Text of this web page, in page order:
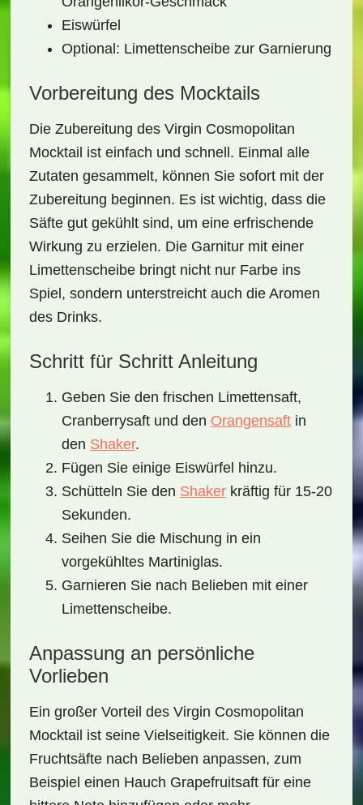
Eiswürfel
Optional: Limettenscheibe zur Garnierung
Vorbereitung des Mocktails
Die Zubereitung des Virgin Cosmopolitan
Mocktail ist einfach und schnell. Einmal alle
Zutaten gesammelt, können Sie sofort mit der
Zubereitung beginnen. Es ist wichtig, dass die
Säfte gut gekühlt sind, um eine erfrischende
Wirkung zu erzielen. Die Garnitur mit einer
Limettenscheibe bringt nicht nur Farbe ins
Spiel, sondern unterstreicht auch die Aromen
des Drinks.
Schritt für Schritt Anleitung
Geben Sie den frischen Limettensaft,
Cranberrysaft und den Orangensaftin
den Shaker.
Fügen Sie einige Eiswürfel hinzu.
Schütteln Sie den Shakerkräftig für 15-20
Sekunden.
Seihen Sie die Mischung in ein
vorgekühltes Martiniglas.
Garnieren Sie nach Belieben mit einer
Limettenscheibe.
Anpassung an persönliche
Vorlieben
Ein großer Vorteil des Virgin Cosmopolitan
Mocktail ist seine Vielseitigkeit. Sie können die
Fruchtsäftenach Belieben anpassen, zum
Beispiel einen Hauch Grapefruitsaft für eine